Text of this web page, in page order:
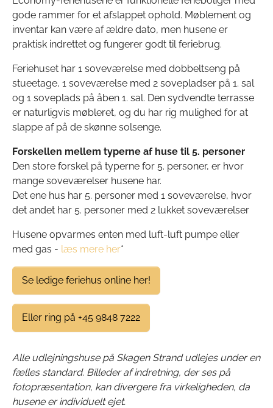
gode rammer for et afslappet ophold. Møblement og
inventar kan være af ældre dato, men husene er
praktisk indrettet og fungerer godt til feriebrug.
Feriehuset har 1 soveværelse med dobbeltseng på
stueetage, 1 soveværelse med 2 sovepladser på 1. sal
og 1 soveplads på åben 1. sal. Den sydvendte terrasse
er naturligvis møbleret, og du har rig mulighed for at
slappe af på de skønne solsenge.
Forskellen mellem typerne af huse til 5. personer
Den store forskel på typerne for 5. personer, er hvor
mange soveværelser husene har.
Det ene hus har 5. personer med 1 soveværelse, hvor
det andet har 5. personer med 2 lukket soveværelser
Husene opvarmes enten med luft-luft pumpe eller
med gas - læs mere her*
Se ledige feriehus online her!
Eller ring på +45 9848 7222
Alle udlejningshuse på Skagen Strand udlejes under en
fælles standard. Billeder af indretning, der ses på
fotopræsentation, kan divergere fra virkeligheden, da
husene er individuelt ejet.